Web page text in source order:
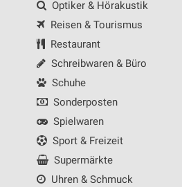
Optiker & Hörakustik
Reisen & Tourismus
Restaurant
Schreibwaren & Büro
Schuhe
Sonderposten
Spielwaren
Sport & Freizeit
Supermärkte
Uhren & Schmuck